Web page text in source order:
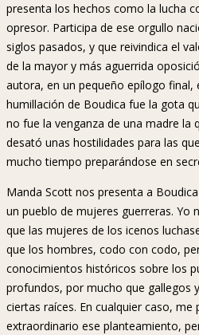
presenta los hechos como la lucha
opresor. Participa de ese orgullo
siglos pasados, y que reivindica el
de la mayor y más aguerrida
autora, en un pequeño epílogo final,
humillación de Boudica fue la gota
no fue la venganza de una madre la
desató unas hostilidades para las
mucho tiempo preparándose en
Manda Scott nos presenta a
un pueblo de mujeres guerreras. Yo
que las mujeres de los icenos
que los hombres, codo con codo,
conocimientos históricos sobre los
profundos, por mucho que gallegos
ciertas raíces. En cualquier caso, me
extraordinario ese planteamiento,